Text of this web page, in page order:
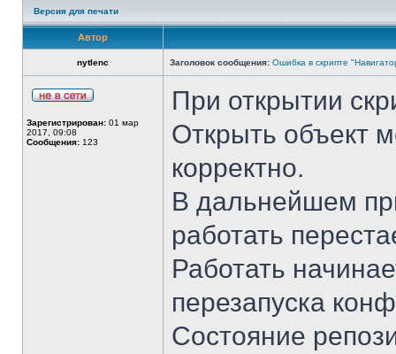
Версия для печати
Автор
nytlenc Заголовок сообщения: Ошибка в скрипте
Зарегистрирован: 01 мар
2017, 09:08
Сообщения: 123
При открытии
Открыть объект
корректно.
В дальнейшем
работать
Работать
перезапуска
Состояние